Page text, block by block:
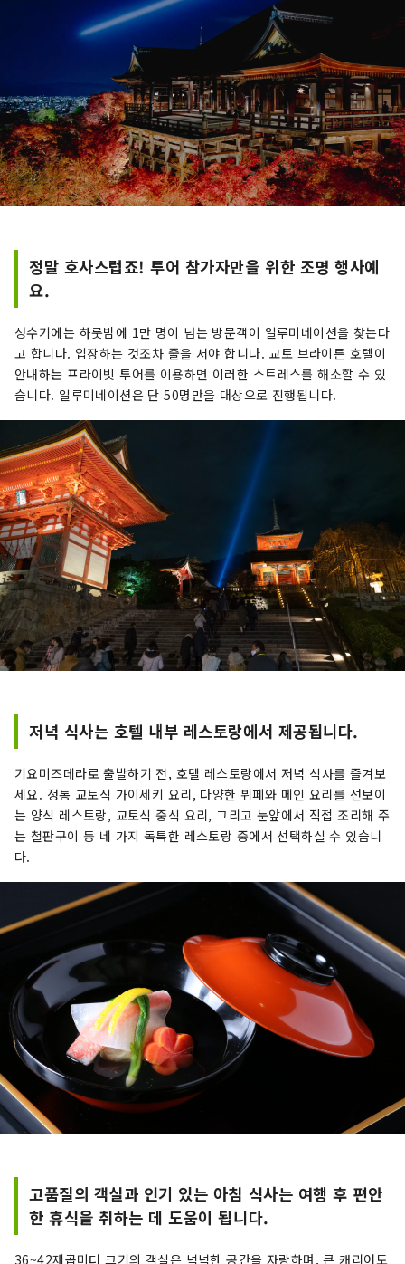
정말 호사스럽죠! 투어 참가자만을 위한 조명 행사예
요.
성수기에는 하룻밤에 1만 명이 넘는 방문객이 일루미네이션을 찾는다
고 합니다. 입장하는 것조차 줄을 서야 합니다. 교토 브라이튼 호텔이
안내하는 프라이빗 투어를 이용하면 이러한 스트레스를 해소할 수 있
습니다. 일루미네이션은 단 50명만을 대상으로 진행됩니다.
저녁 식사는 호텔 내부 레스토랑에서 제공됩니다.
기요미즈데라로 출발하기 전, 호텔 레스토랑에서 저녁 식사를 즐겨보
세요. 정통 교토식 가이세키 요리, 다양한 뷔페와 메인 요리를 선보이
는 양식 레스토랑, 교토식 중식 요리, 그리고 눈앞에서 직접 조리해 주
는 철판구이 등 네 가지 독특한 레스토랑 중에서 선택하실 수 있습니
다.
고품질의 객실과 인기 있는 아침 식사는 여행 후 편안
한 휴식을 취하는 데 도움이 됩니다.
36~42제곱미터 크기의 객실은 넉넉한 공간을 자랑하며, 큰 캐리어도